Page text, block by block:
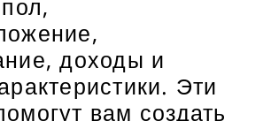
доходы и
Эти
вам создать